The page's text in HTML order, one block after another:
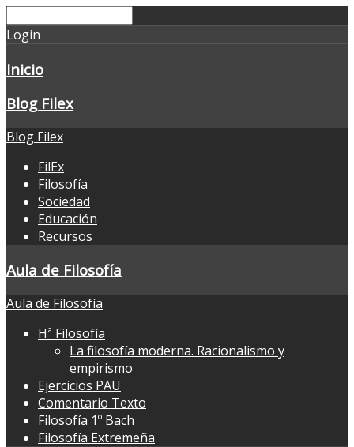
Login
Inicio
Blog Filex
Blog Filex
FilEx
Filosofía
Sociedad
Educación
Recursos
Aula de Filosofía
Aula de Filosofía
Hª Filosofía
La filosofía moderna. Racionalismo y
empirismo
Ejercicios PAU
Comentario Texto
Filosofía 1º Bach
Filosofía Extremeña